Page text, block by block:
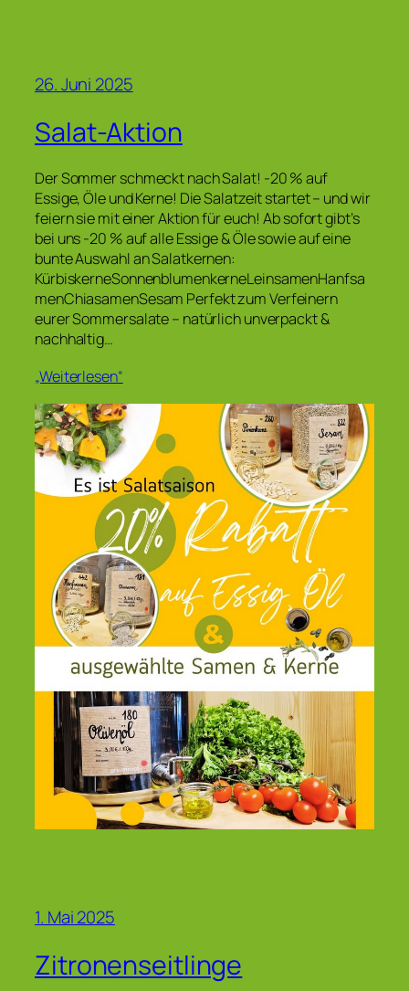
26. Juni 2025
Salat-Aktion
Der Sommer schmeckt nach Salat! -20 % auf
Essige, Öle und Kerne! Die Salatzeit startet – und wir
feiern sie mit einer Aktion für euch! Ab sofort gibt’s
bei uns -20 % auf alle Essige & Öle sowie auf eine
bunte Auswahl an Salatkernen:
KürbiskerneSonnenblumenkerneLeinsamenHanfsa
menChiasamenSesam Perfekt zum Verfeinern
eurer Sommersalate – natürlich unverpackt &
nachhaltig…
„Weiterlesen“
1. Mai 2025
Zitronenseitlinge